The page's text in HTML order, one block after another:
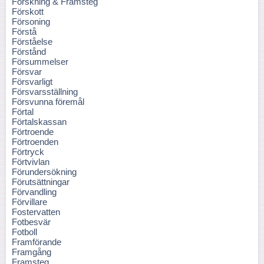
Förskott
Försoning
Förstå
Förståelse
Förstånd
Försummelser
Försvar
Försvarligt
Försvarsställning
Försvunna föremål
Förtal
Förtalskassan
Förtroende
Förtroenden
Förtryck
Förtvivlan
Förundersökning
Förutsättningar
Förvandling
Förvillare
Fostervatten
Fotbesvär
Fotboll
Framförande
Framgång
Framsteg